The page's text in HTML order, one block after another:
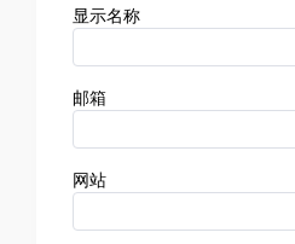
显示名称
邮箱
网站